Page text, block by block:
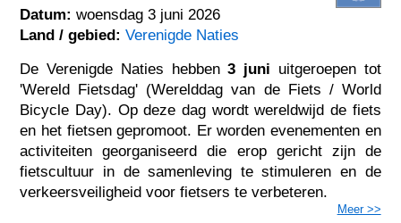
Datum: woensdag 3 juni 2026
Land / gebied: Verenigde Naties
De Verenigde Naties hebben3 juni uitgeroepen tot
'Wereld Fietsdag' (Werelddag van de Fiets / World
Bicycle Day). Op deze dag wordt wereldwijd de fiets
en het fietsen gepromoot. Er worden evenementen en
activiteiten georganiseerd die erop gericht zijn de
fietscultuur in de samenleving te stimuleren en de
verkeersveiligheid voor fietsers te verbeteren.
Meer >>